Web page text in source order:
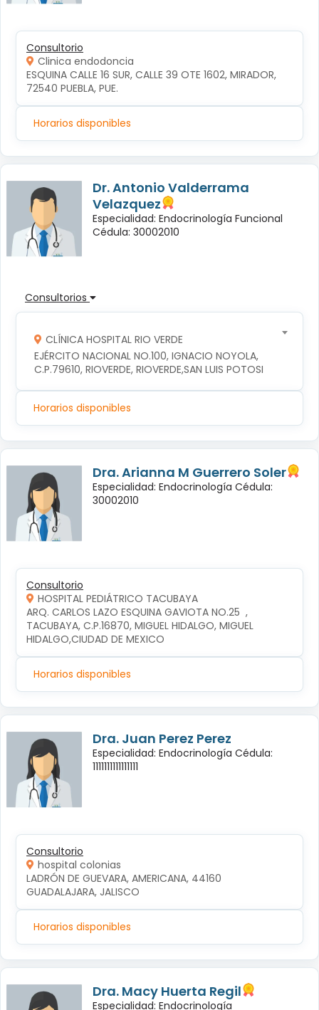
Consultorio
Clinica endodoncia
ESQUINA CALLE 16 SUR, CALLE 39 OTE 1602, MIRADOR,
72540 PUEBLA, PUE.
Horarios disponibles
Dr. Antonio Valderrama
Velazquez
Especialidad: Endocrinología Funcional
Cédula: 30002010
Consultorios
CLÍNICA HOSPITAL RIO VERDE
EJÉRCITO NACIONAL NO.100, IGNACIO NOYOLA,
C.P.79610, RIOVERDE, RIOVERDE,SAN LUIS POTOSI
Horarios disponibles
Dra. Arianna M Guerrero Soler
Especialidad: Endocrinología Cédula:
30002010
Consultorio
HOSPITAL PEDIÁTRICO TACUBAYA
ARQ. CARLOS LAZO ESQUINA GAVIOTA NO.25  ,
TACUBAYA, C.P.16870, MIGUEL HIDALGO, MIGUEL
HIDALGO,CIUDAD DE MEXICO
Horarios disponibles
Dra. Juan Perez Perez
Especialidad: Endocrinología Cédula:
1111111111111111
Consultorio
hospital colonias
LADRÓN DE GUEVARA, AMERICANA, 44160
GUADALAJARA, JALISCO
Horarios disponibles
Dra. Macy Huerta Regil
Especialidad: Endocrinología